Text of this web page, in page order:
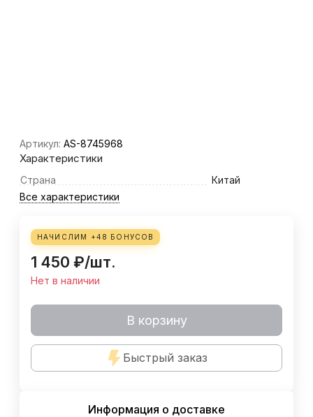
Артикул: AS-8745968
Характеристики
Страна
Китай
Все характеристики
НАЧИСЛИМ +48 БОНУСОВ
1 450 ₽/шт.
Нет в наличии
В корзину
Быстрый заказ
Информация о доставке